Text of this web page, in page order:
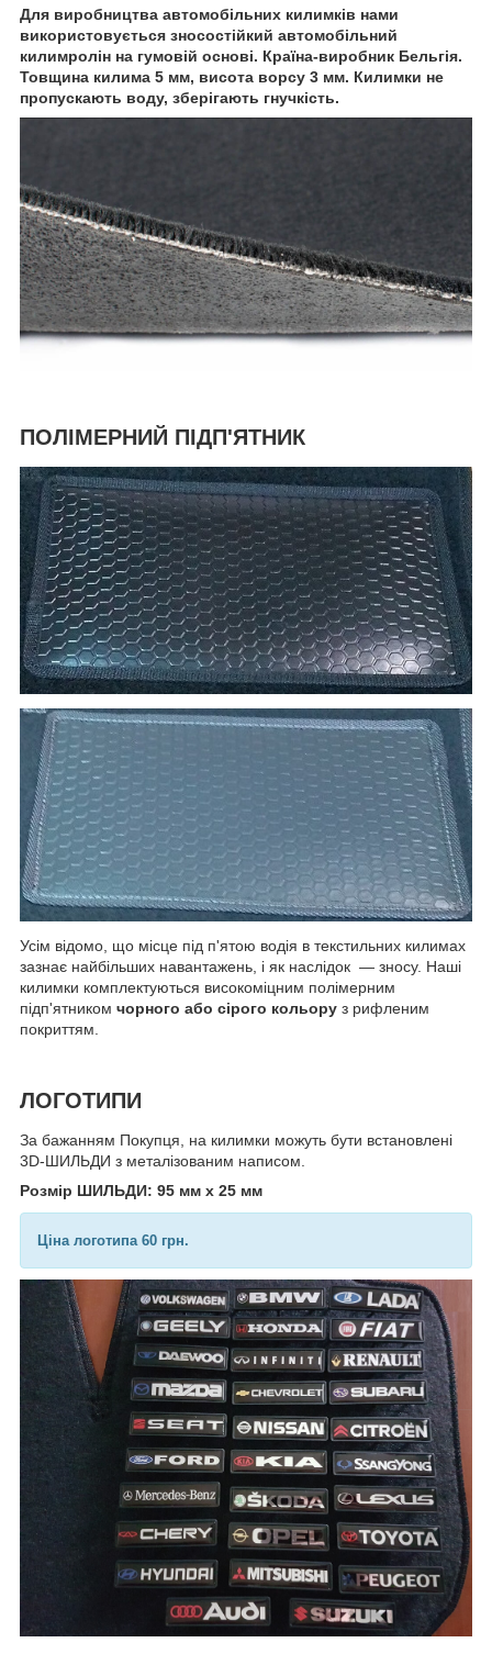
Для виробництва автомобільних килимків нами
використовується зносостійкий автомобільний
килимролін на гумовій основі. Країна-виробник Бельгія.
Товщина килима 5 мм, висота ворсу 3 мм. Килимки не
пропускають воду, зберігають гнучкість.
ПОЛІМЕРНИЙ ПІДП'ЯТНИК
Усім відомо, що місце під п'ятою водія в текстильних килимах
зазнає найбільших навантажень, і як наслідок — зносу. Наші
килимки комплектуються високоміцним полімерним
підп'ятником чорного або сірого кольору з рифленим
покриттям.
ЛОГОТИПИ
За бажанням Покупця, на килимки можуть бути встановлені
3D-ШИЛЬДИ з металізованим написом.
Розмір ШИЛЬДИ: 95 мм х 25 мм
Ціна логотипа 60 грн.